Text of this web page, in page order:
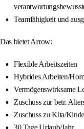
Teamfähigkeit und
Das bietet Arrow:
Flexible Arbeitszeiten
Hybrides Arbeiten/
Vermögenswirksame
Zuschuss zur betr.
Zuschuss zu Kita/